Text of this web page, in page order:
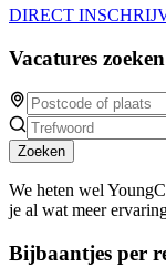
DIRECT
Vacatures zoeken
Zoeken
We heten wel
je al wat meer
Bijbaantjes per